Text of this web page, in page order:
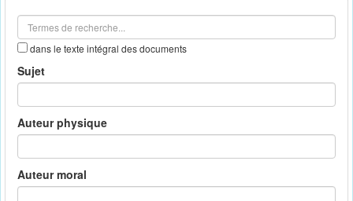
dans le texte intégral des documents
Sujet
Auteur physique
Auteur moral